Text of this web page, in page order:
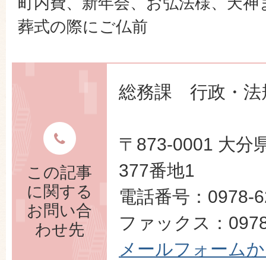
葬式の際にご仏前
この記事
に関する
お問い合
わせ先
総務課 行政・法
〒873-0001 大分
377番地1
電話番号：0978-
ファックス：
メールフォーム